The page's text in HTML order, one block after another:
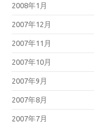
2008年1月
2007年12月
2007年11月
2007年10月
2007年9月
2007年8月
2007年7月